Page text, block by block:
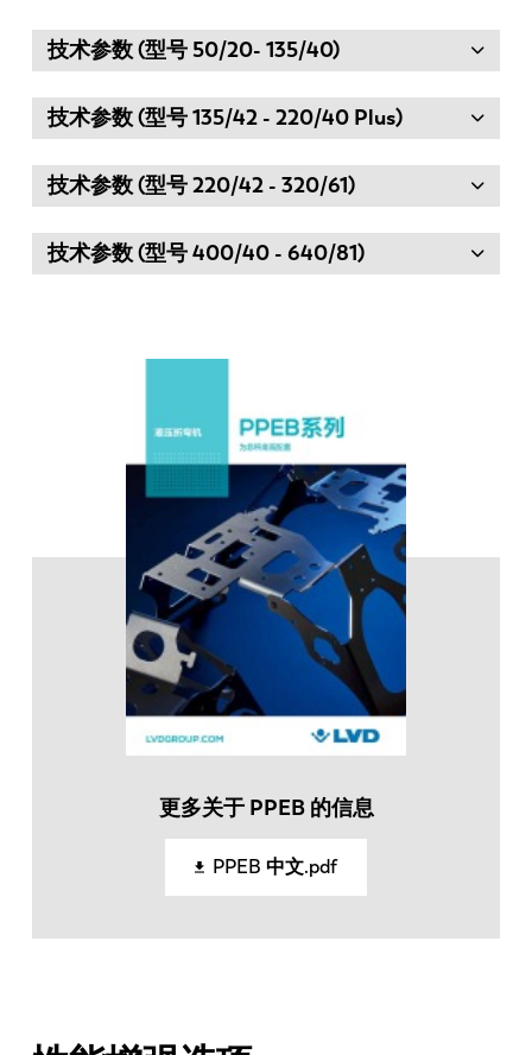
技术参数 (型号 50/20- 135/40)
技术参数 (型号 135/42 - 220/40 Plus)
技术参数 (型号 220/42 - 320/61)
技术参数 (型号 400/40 - 640/81)
更多关于 PPEB 的信息
PPEB 中文.pdf